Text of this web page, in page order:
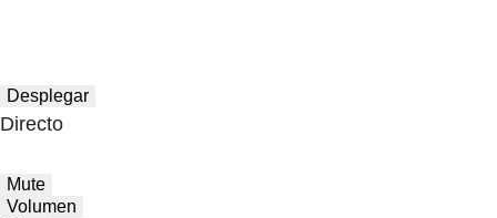
Desplegar
Directo
Mute
Volumen